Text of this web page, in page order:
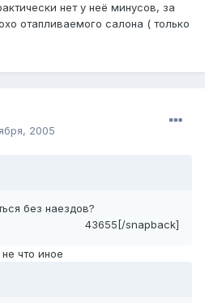
нет у неё минусов, за
отапливаемого салона ( только
2005
без наездов?
43655[/snapback]
что иное